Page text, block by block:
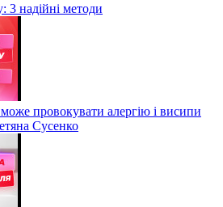
3 надійні методи
провокувати алергію і висипи
Сусенко